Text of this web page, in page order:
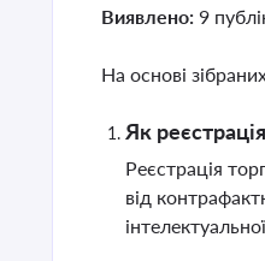
Виявлено: 9
На основі
Як
Реєстрація
від